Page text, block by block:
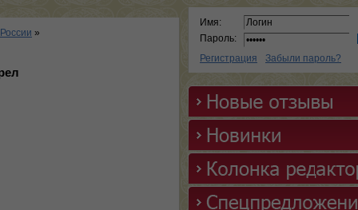
»
Имя:
Пароль:
Регистрация
Забыли пароль?